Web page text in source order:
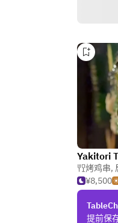
Yakitori
烤鸡串,
¥8,500
提前保